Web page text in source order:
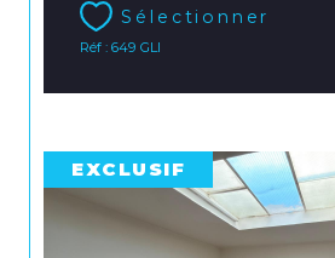
Sélectionner
Réf : 649 GLI
EXCLUSIF